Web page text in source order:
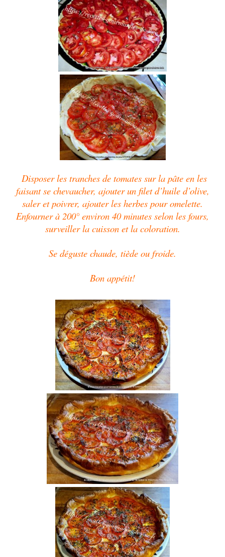
Disposer les tranches de tomates sur la pâte en les
faisant se chevaucher, ajouter un filet d’huile d’olive,
saler et poivrer, ajouter les herbes pour omelette.
Enfourner à 200° environ 40 minutes selon les fours,
surveiller la cuisson et la coloration.
Se déguste chaude, tiède ou froide.
Bon appétit!